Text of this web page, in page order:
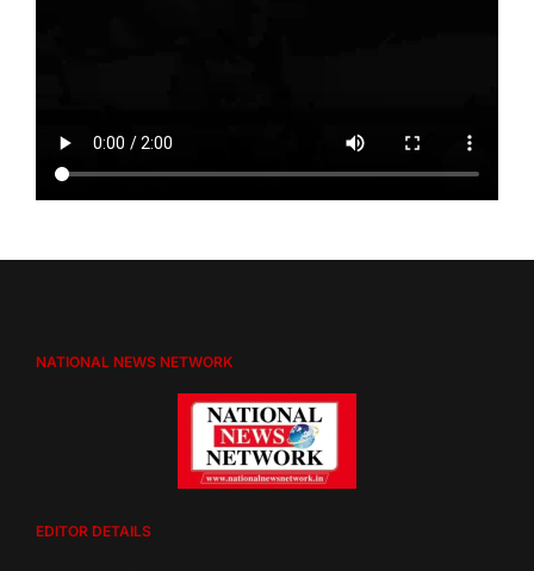
NATIONAL NEWS NETWORK
EDITOR DETAILS